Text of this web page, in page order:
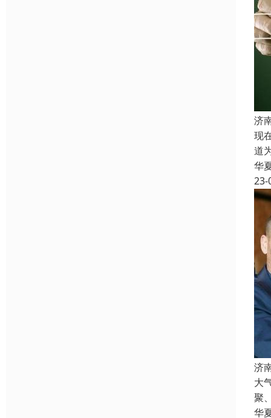
济
现
道
华
23-
济
大
聚
华